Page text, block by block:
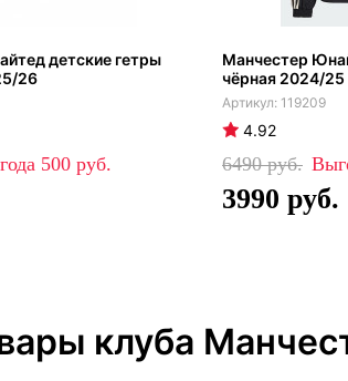
детские гетры
26
500
Манчестер
чёрная 2024/25
119209
4.92
6490
3990
клуба